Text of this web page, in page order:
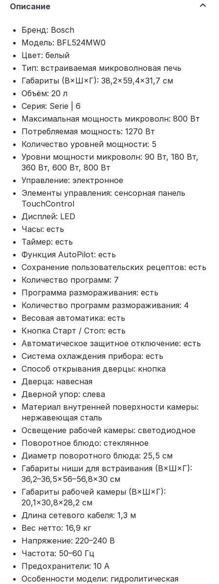
Описание
Бренд: Bosch
Модель: BFL524MW0
Цвет: белый
Тип: встраиваемая микроволновая печь
Габариты (В×Ш×Г): 38,2×59,4×31,7 см
Объём: 20 л
Серия: Serie | 6
Максимальная мощность микроволн: 800 Вт
Потребляемая мощность: 1270 Вт
Количество уровней мощности: 5
Уровни мощности микроволн: 90 Вт, 180 Вт,
360 Вт, 600 Вт, 800 Вт
Управление: электронное
Элементы управления: сенсорная панель
TouchControl
Дисплей: LED
Часы: есть
Таймер: есть
Функция AutoPilot: есть
Сохранение пользовательских рецептов: есть
Количество программ: 7
Программа размораживания: есть
Количество программ размораживания: 4
Весовая автоматика: есть
Кнопка Старт / Стоп: есть
Автоматическое защитное отключение: есть
Система охлаждения прибора: есть
Способ открывания дверцы: кнопка
Дверца: навесная
Дверной упор: слева
Материал внутренней поверхности камеры:
нержавеющая сталь
Освещение рабочей камеры: светодиодное
Поворотное блюдо: стеклянное
Диаметр поворотного блюда: 25,5 см
Габариты ниши для встраивания (В×Ш×Г):
36,2–36,5×56–56,8×30 см
Габариты рабочей камеры (В×Ш×Г):
20,1×30,8×28,2 см
Длина сетевого кабеля: 1,3 м
Вес нетто: 16,9 кг
Напряжение: 220–240 В
Частота: 50–60 Гц
Предохранители: 10 А
Особенности модели: гидролитическая